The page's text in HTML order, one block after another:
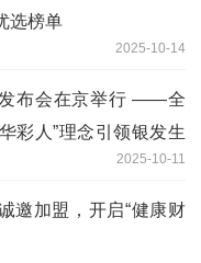
选榜单
2025-10-14
布会在京举行 ——全
彩人”理念引领银发生
2025-10-11
邀加盟，开启“健康财